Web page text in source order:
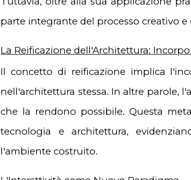
parte integrante del processo creativo e
La Reificazione dell'Architettura:
Il concetto di reificazione implica
nell'architettura stessa. In altre parole,
che la rendono possibile. Questa
tecnologia e architettura,
l'ambiente costruito.